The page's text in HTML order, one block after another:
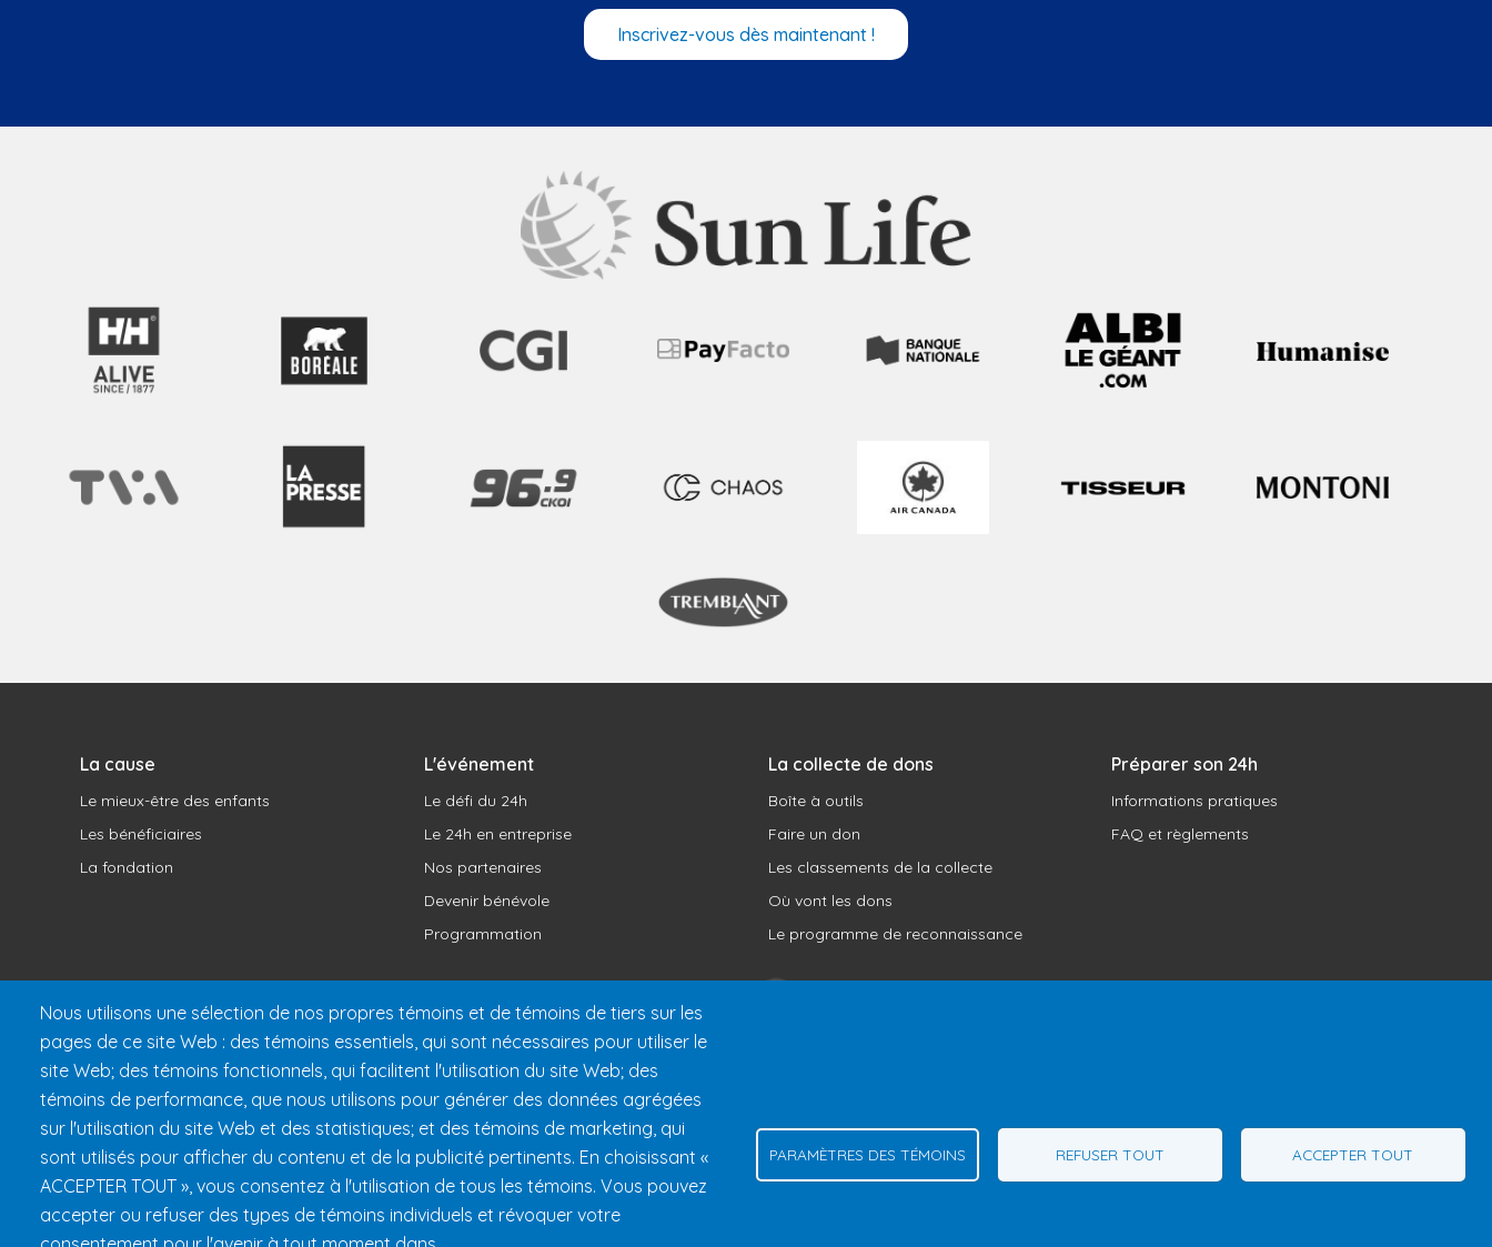
Inscrivez-vous dès maintenant !
La cause
Le mieux-être des enfants
Les bénéficiaires
La fondation
L'événement
Le défi du 24h
Le 24h en entreprise
Nos partenaires
Devenir bénévole
Programmation
La collecte de dons
Boîte à outils
Faire un don
Les classements de la collecte
Où vont les dons
Le programme de reconnaissance
Préparer son 24h
Informations pratiques
FAQ et règlements
Fondation 24h Tremblant 1000 chemin des Voyageurs, Mont-Tremblant (Québec) Canada J8E 1T1 Téléphone :1 (855) 260-7484
Nous utilisons une sélection de nos propres témoins et de témoins de tiers sur les
pages de ce site Web : des témoins essentiels, qui sont nécessaires pour utiliser le
site Web; des témoins fonctionnels, qui facilitent l'utilisation du site Web; des
témoins de performance, que nous utilisons pour générer des données agrégées
sur l'utilisation du site Web et des statistiques; et des témoins de marketing, qui
sont utilisés pour afficher du contenu et de la publicité pertinents. En choisissant «
ACCEPTER TOUT », vous consentez à l'utilisation de tous les témoins. Vous pouvez
accepter ou refuser des types de témoins individuels et révoquer votre
PARAMÈTRES DES TÉMOINS REFUSER TOUT ACCEPTER TOUT